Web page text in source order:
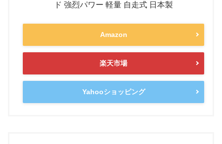
ド 強烈パワー 軽量 自走式 日本製
Amazon
楽天市場
Yahooショッピング